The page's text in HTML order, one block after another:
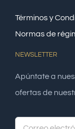
Términos y
Normas de
NEWSLETTER
Apúntate a
ofertas de